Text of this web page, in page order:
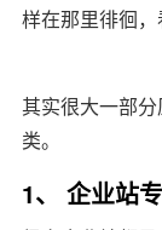
样在那里徘徊，
其实很大一部
类。
1、 企业站